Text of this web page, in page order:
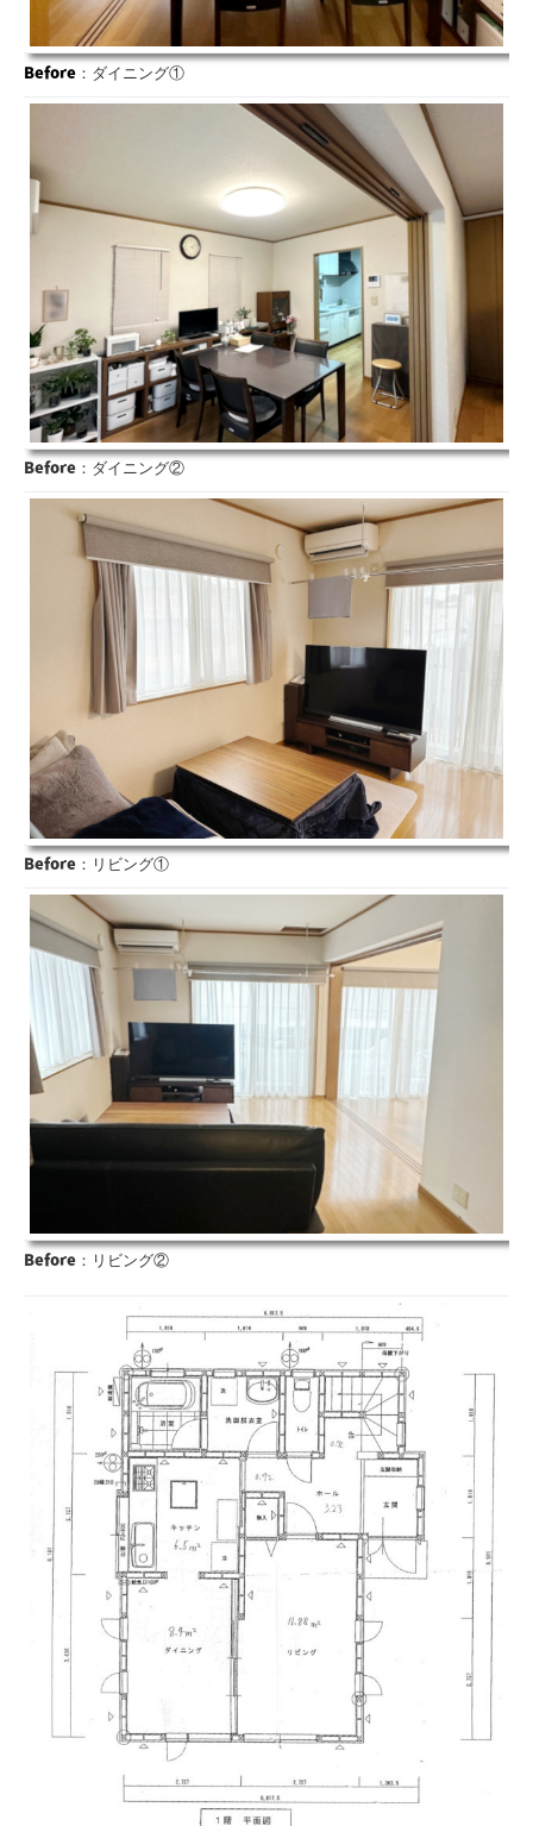
Before ：ダイニング①
Before ：ダイニング②
Before ：リビング①
Before ：リビング②